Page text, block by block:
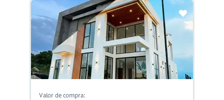
Valor de compra: